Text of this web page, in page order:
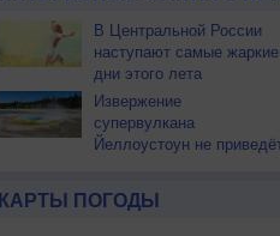
В Центральной России
наступают самые жаркие
дни этого лета
Извержение
супервулкана
Йеллоустоун не
КАРТЫ ПОГОДЫ